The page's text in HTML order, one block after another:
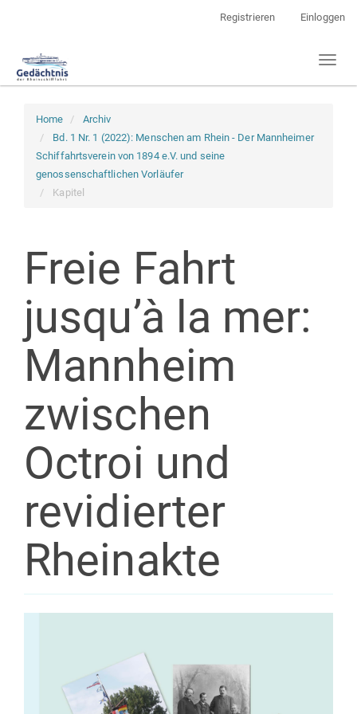
Registrieren Einloggen
Toggle
Home
Archiv
Bd. 1 Nr. 1 (2022): Menschen am Rhein - Der Mannheimer
Schiffahrtsverein von 1894 e.V. und seine
genossenschaftlichen Vorläufer
Kapitel
Freie Fahrt
jusqu’à la mer:
Mannheim
zwischen
Octroi und
revidierter
Rheinakte
Sidebar